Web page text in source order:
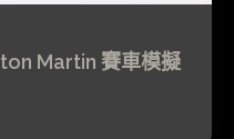
Martin 賽車模擬